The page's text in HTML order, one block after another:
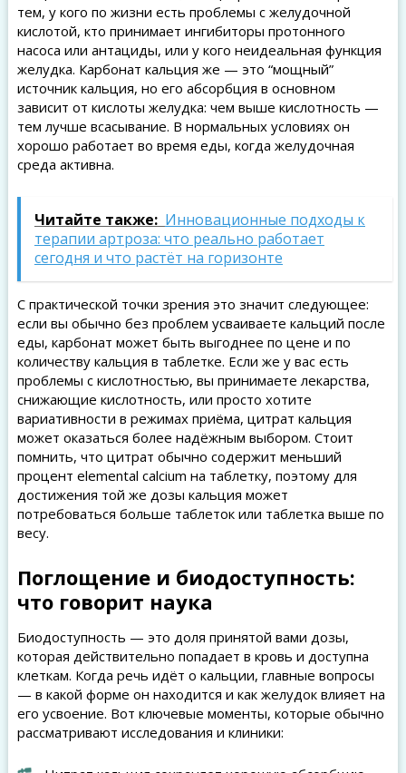
тем, у кого по жизни есть проблемы с желудочной
кислотой, кто принимает ингибиторы протонного
насоса или антациды, или у кого неидеальная функция
желудка. Карбонат кальция же — это “мощный”
источник кальция, но его абсорбция в основном
зависит от кислоты желудка: чем выше кислотность —
тем лучше всасывание. В нормальных условиях он
хорошо работает во время еды, когда желудочная
среда активна.
Читайте также: Инновационные подходы к
терапии артроза: что реально работает
сегодня и что растёт на горизонте
С практической точки зрения это значит следующее:
если вы обычно без проблем усваиваете кальций после
еды, карбонат может быть выгоднее по цене и по
количеству кальция в таблетке. Если же у вас есть
проблемы с кислотностью, вы принимаете лекарства,
снижающие кислотность, или просто хотите
вариативности в режимах приёма, цитрат кальция
может оказаться более надёжным выбором. Стоит
помнить, что цитрат обычно содержит меньший
процент elemental calcium на таблетку, поэтому для
достижения той же дозы кальция может
потребоваться больше таблеток или таблетка выше по
весу.
Поглощение и биодоступность:
что говорит наука
Биодоступность — это доля принятой вами дозы,
которая действительно попадает в кровь и доступна
клеткам. Когда речь идёт о кальции, главные вопросы
— в какой форме он находится и как желудок влияет на
его усвоение. Вот ключевые моменты, которые обычно
рассматривают исследования и клиники: